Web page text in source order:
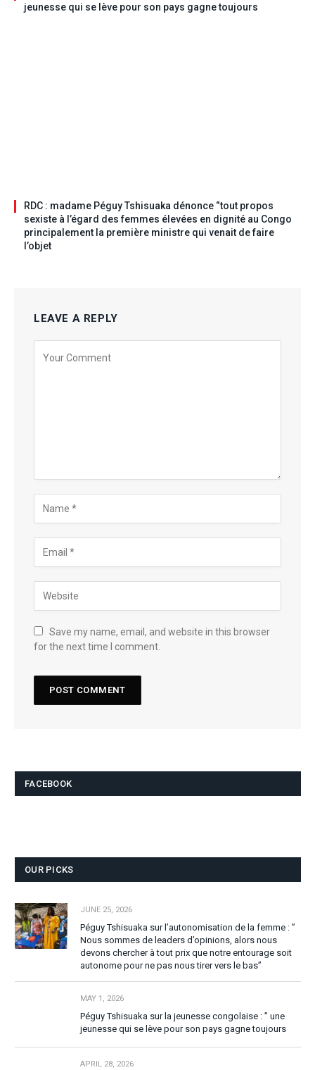
jeunesse qui se lève pour son pays gagne toujours
RDC : madame Péguy Tshisuaka dénonce “tout propos
sexiste à l’égard des femmes élevées en dignité au Congo
principalement la première ministre qui venait de faire
l’objet
LEAVE A REPLY
Save my name, email, and website in this browser
for the next time I comment.
FACEBOOK
OUR PICKS
JUNE 25, 2026
Péguy Tshisuaka sur l’autonomisation de la femme : ”
Nous sommes de leaders d’opinions, alors nous
devons chercher à tout prix que notre entourage soit
autonome pour ne pas nous tirer vers le bas”
MAY 1, 2026
Péguy Tshisuaka sur la jeunesse congolaise : ” une
jeunesse qui se lève pour son pays gagne toujours
APRIL 28, 2026